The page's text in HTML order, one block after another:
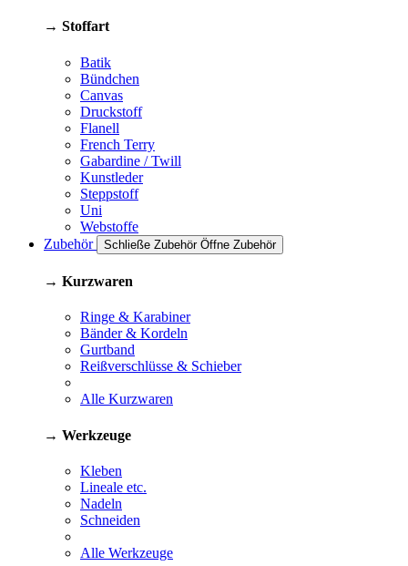
→ Stoffart
Batik
Bündchen
Canvas
Druckstoff
Flanell
French Terry
Gabardine / Twill
Kunstleder
Steppstoff
Uni
Webstoffe
Zubehör
Schließe Zubehör Öffne Zubehör
→ Kurzwaren
Ringe & Karabiner
Bänder & Kordeln
Gurtband
Reißverschlüsse & Schieber
Alle Kurzwaren
→ Werkzeuge
Kleben
Lineale etc.
Nadeln
Schneiden
Alle Werkzeuge